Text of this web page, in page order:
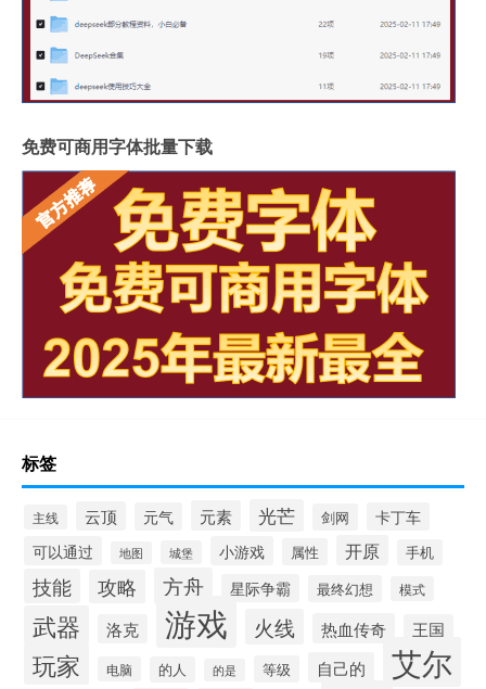
免费可商用字体批量下载
标签
主线 云顶 元气 元素 光芒 剑网 卡丁车
可以通过 地图 城堡 小游戏 属性 开原 手机
技能 攻略 方舟 星际争霸 最终幻想 模式
武器 洛克 游戏 火线 热血传奇 王国
玩家 电脑 的人 的是 等级 自己的 艾尔